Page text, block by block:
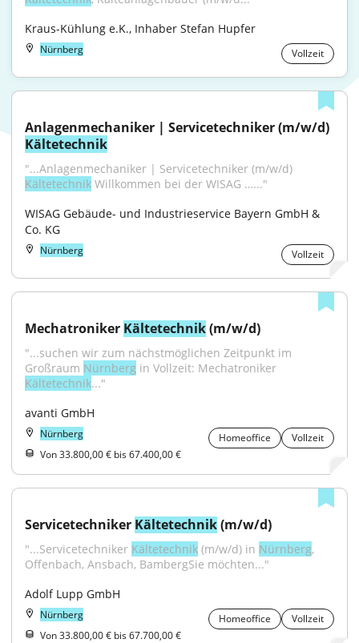
Kraus-Kühlung e.K., Inhaber Stefan Hupfer
Nürnberg Vollzeit
Kältetechnik
Kältetechnik Willkommen bei der WISAG …..."
WISAG Gebäude- und Industrieservice Bayern GmbH &
Co. KG
Nürnberg Vollzeit
Mechatroniker Kältetechnik (m/w/d)
"...suchen wir zum nächstmöglichen Zeitpunkt im
Großraum Nürnberg
Kältetechnik..."
avanti GmbH
Nürnberg Homeoffice
Vollzeit
Von 33.800,00 € bis 67.400,00 €
Servicetechniker Kältetechnik (m/w/d)
"...Servicetechniker Kältetechnik (m/w/d) in Nürnberg,
Offenbach, Ansbach, BambergSie möchten..."
Adolf Lupp GmbH
Nürnberg Homeoffice
Vollzeit
Von 33.800,00 € bis 67.700,00 €